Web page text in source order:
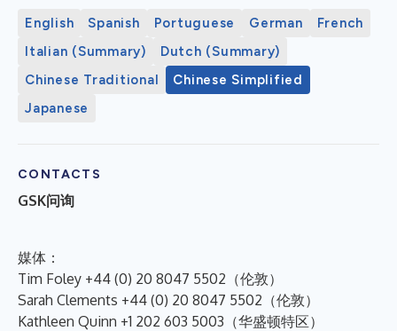
English Spanish Portuguese German
French
Italian (Summary)
Dutch (Summary)
Chinese Traditional
Chinese Simplified
Japanese
CONTACTS
GSK问询
媒体：
Tim Foley +44 (0) 20 8047 5502（伦敦）
Sarah Clements +44 (0) 20 8047 5502（伦敦）
Kathleen Quinn +1 202 603 5003（华盛顿特区）